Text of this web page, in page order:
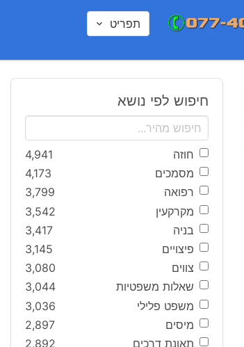
תפריט
חיפוש לפי נושא
חוזה
4,941
מסמכים
4,173
רפואה
3,799
מקרקעין
3,542
בניה
3,417
פיצויים
3,145
צווים
3,080
שאלות משפטיות
3,044
משפט פלילי
3,036
מיסים
2,897
תאונת דרכים
2,892